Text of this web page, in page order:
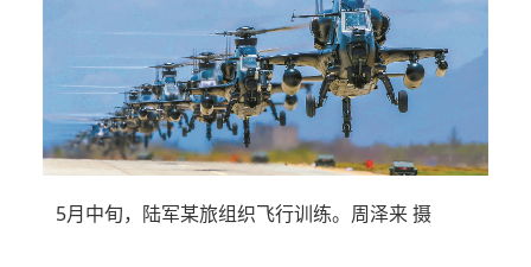
5月中旬，陆军某旅组织飞行训练。周泽来 摄